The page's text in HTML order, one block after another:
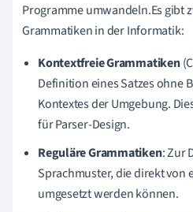
Programme umwandeln.Es gibt
Grammatiken in der Informatik:
Kontextfreie Grammatiken
Definition eines Satzes ohne
Kontextes der Umgebung.
für Parser-Design.
Reguläre Grammatiken: Zur
Sprachmuster, die direkt von
umgesetzt werden können.